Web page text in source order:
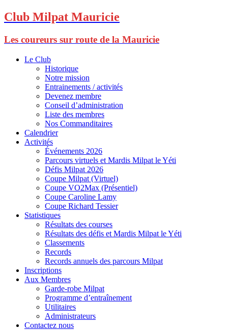
Club Milpat Mauricie
Les coureurs sur route de la Mauricie
Le Club
Historique
Notre mission
Entrainements / activités
Devenez membre
Conseil d’administration
Liste des membres
Nos Commanditaires
Calendrier
Activités
Événements 2026
Parcours virtuels et Mardis Milpat le Yéti
Défis Milpat 2026
Coupe Milpat (Virtuel)
Coupe VO2Max (Présentiel)
Coupe Caroline Lamy
Coupe Richard Tessier
Statistiques
Résultats des courses
Résultats des défis et Mardis Milpat le Yéti
Classements
Records
Records annuels des parcours Milpat
Inscriptions
Aux Membres
Garde-robe Milpat
Programme d’entraînement
Utilitaires
Administrateurs
Contactez nous